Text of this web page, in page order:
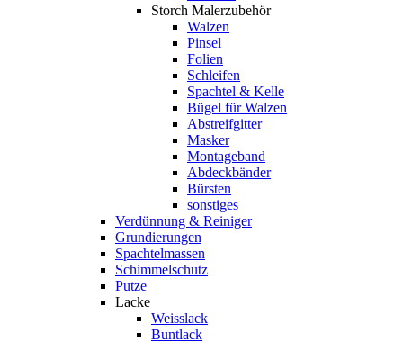
Storch Malerzubehör
Walzen
Pinsel
Folien
Schleifen
Spachtel & Kelle
Bügel für Walzen
Abstreifgitter
Masker
Montageband
Abdeckbänder
Bürsten
sonstiges
Verdünnung & Reiniger
Grundierungen
Spachtelmassen
Schimmelschutz
Putze
Lacke
Weisslack
Buntlack